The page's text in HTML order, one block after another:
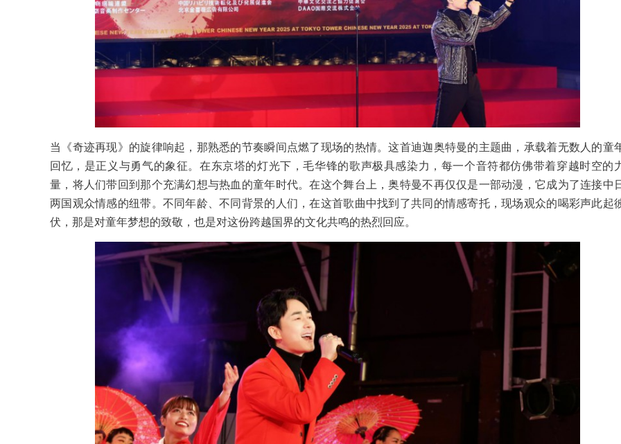
当《奇迹再现》的旋律响起，那熟悉的节奏瞬间点燃了现场的热情。这首迪迦奥特曼的主题曲，承载着无数人的童
回忆，是正义与勇气的象征。在东京塔的灯光下，毛华锋的歌声极具感染力，每一个音符都仿佛带着穿越时空的
量，将人们带回到那个充满幻想与热血的童年时代。在这个舞台上，奥特曼不再仅仅是一部动漫，它成为了连接中
两国观众情感的纽带。不同年龄、不同背景的人们，在这首歌曲中找到了共同的情感寄托，现场观众的喝彩声此起
伏，那是对童年梦想的致敬，也是对这份跨越国界的文化共鸣的热烈回应。